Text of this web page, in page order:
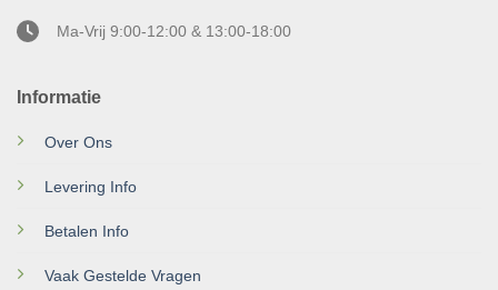
Informatie
Over Ons
Levering Info
Betalen Info
Vaak Gestelde Vragen
Ma-Vrij 9:00-12:00 & 13:00-18:00